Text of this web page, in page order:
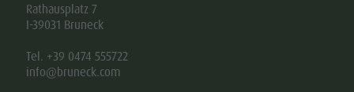
Rathausplatz 7
I-39031 Bruneck
Tel. +39 0474 555722
info@bruneck.com